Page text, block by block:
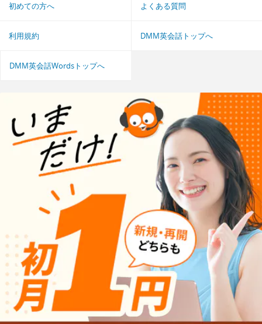
初めての方へ よくある質問
利用規約 DMM英会話トップへ
DMM英会話Wordsトップへ